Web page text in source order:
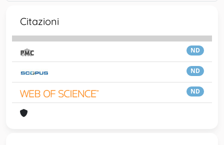
Citazioni
ND
ND
ND